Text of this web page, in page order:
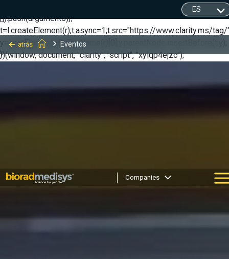
(function(c,l,a,r,i,t,y){ c[a]=c[a]||function(){(c[a].q=c[a].q||
[]).push(arguments)};
t=l.createElement(r);t.async=1;t.src="https://www.clarity.ms/tag/
y=l.getElementsByTagName(r)[0];y.parentNode.insertBefore(t,y);
})(window, document, "clarity", "script", "xyiqp4ejzc");
Companies
atrás Eventos